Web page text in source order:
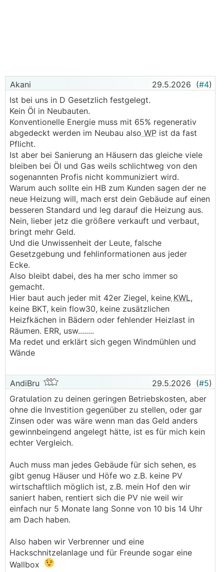
Akani 29.5.2026 (#4)
Ist bei uns in D Gesetzlich festgelegt.
Kein Öl in Neubauten.
Konventionelle Energie muss mit 65% regenerativ
abgedeckt werden im Neubau also WP ist da fast
Pflicht.
Ist aber bei Sanierung an Häusern das gleiche viele
bleiben bei Öl und Gas weils schlichtweg von den
sogenannten Profis nicht kommuniziert wird.
Warum auch sollte ein HB zum Kunden sagen der ne
neue Heizung will, mach erst dein Gebäude auf einen
besseren Standard und leg darauf die Heizung aus.
Nein, lieber jetz die größere verkauft und verbaut,
bringt mehr Geld.
Und die Unwissenheit der Leute, falsche
Gesetzgebung und fehlinformationen aus jeder
Ecke.
Also bleibt dabei, des ha mer scho immer so
gemacht.
Hier baut auch jeder mit 42er Ziegel, keine KWL,
keine BKT, kein flow30, keine zusätzlichen
Heizfkächen in Bädern oder fehlender Heizlast in
Räumen. ERR, usw........
Ma redet und erklärt sich gegen Windmühlen und
Wände
AndiBru 29.5.2026 (#5)
Gratulation zu deinen geringen Betriebskosten, aber
ohne die Investition gegenüber zu stellen, oder gar
Zinsen oder was wäre wenn man das Geld anders
gewinnbeingend angelegt hätte, ist es für mich kein
echter Vergleich.
Auch muss man jedes Gebäude für sich sehen, es
gibt genug Häuser und Höfe wo z.B. keine PV
wirtschaftlich möglich ist, z.B. mein Hof den wir
saniert haben, rentiert sich die PV nie weil wir
einfach nur 5 Monate lang Sonne von 10 bis 14 Uhr
am Dach haben.
Also haben wir Verbrenner und eine
Hackschnitzelanlage und für Freunde sogar eine
Wallbox